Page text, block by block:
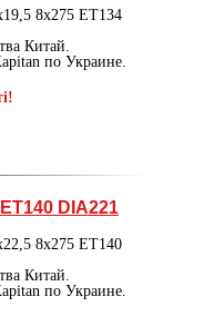
8x275 ET134
Китай.
по Украине.
DIA221
8x275 ET140
Китай.
по Украине.